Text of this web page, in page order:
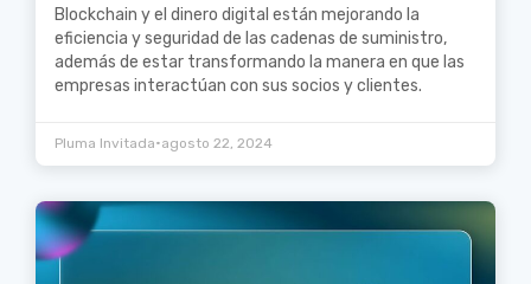
Blockchain y el dinero digital están mejorando la
eficiencia y seguridad de las cadenas de suministro,
además de estar transformando la manera en que las
empresas interactúan con sus socios y clientes.
Pluma Invitada•agosto 22, 2024